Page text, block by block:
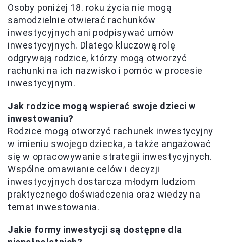
Osoby poniżej 18. roku życia nie mogą
samodzielnie otwierać rachunków
inwestycyjnych ani podpisywać umów
inwestycyjnych. Dlatego kluczową rolę
odgrywają rodzice, którzy mogą otworzyć
rachunki na ich nazwisko i pomóc w procesie
inwestycyjnym.
Jak rodzice mogą wspierać swoje dzieci w
inwestowaniu?
Rodzice mogą otworzyć rachunek inwestycyjny
w imieniu swojego dziecka, a także angażować
się w opracowywanie strategii inwestycyjnych.
Wspólne omawianie celów i decyzji
inwestycyjnych dostarcza młodym ludziom
praktycznego doświadczenia oraz wiedzy na
temat inwestowania.
Jakie formy inwestycji są dostępne dla